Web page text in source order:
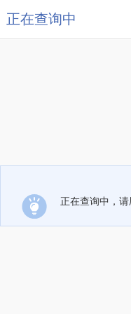
正在查询中
正在查询中，